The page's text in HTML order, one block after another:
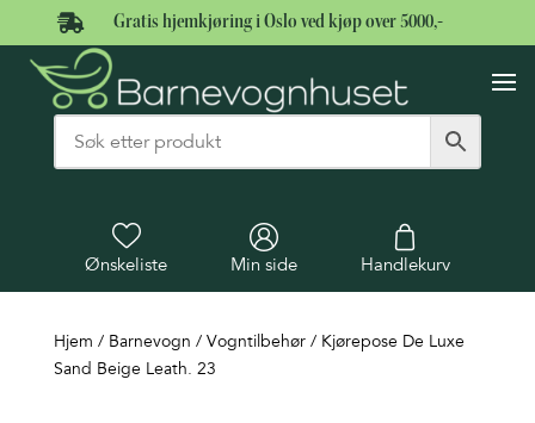
 Gratis hjemkjøring i Oslo ved kjøp over 5000,-
Ønskeliste Min side Handlekurv
Hjem / Barnevogn / Vogntilbehør/ Kjørepose De Luxe
Sand Beige Leath. 23